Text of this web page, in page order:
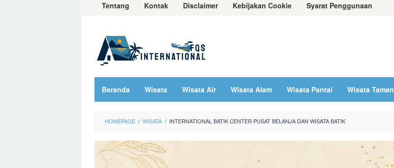
Tentang Kontak Disclaimer Kebijakan Cookie Syarat Penggunaan
Beranda Wisata Wisata Air Wisata Alam Wisata Pantai Wisata Taman
HOMEPAGE / WISATA / INTERNATIONAL BATIK CENTER PUSAT BELANJA DAN WISATA BATIK